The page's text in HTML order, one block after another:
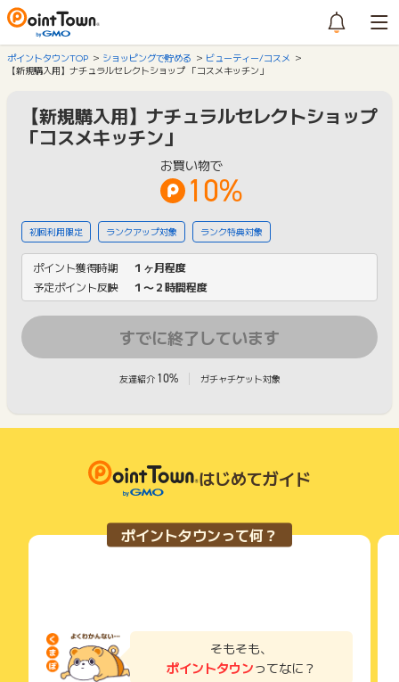
ポイントタウンTOP ショッピングで貯める
ビューティー/コスメ
【新規購入用】ナチュラルセレクトショップ 「コスメキッチン」
【新規購入用】ナチュラルセレクトショップ
「コスメキッチン」
お買い物で
10%
初回利用限定 ランクアップ対象 ランク特典対象
ポイント獲得時期
１ヶ月程度
予定ポイント反映
１〜２時間程度
すでに終了しています
友達紹介 10% ガチャチケット対象
はじめてガイド
ポイントタウンって何？
そもそも、
ポイントタウンってなに？